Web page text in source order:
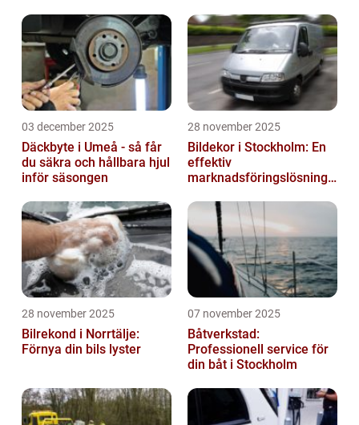
03 december 2025
Däckbyte i Umeå - så får
du säkra och hållbara hjul
inför säsongen
28 november 2025
Bildekor i Stockholm: En
effektiv
marknadsföringslösning
28 november 2025
Bilrekond i Norrtälje:
Förnya din bils lyster
07 november 2025
Båtverkstad:
Professionell service för
din båt i Stockholm